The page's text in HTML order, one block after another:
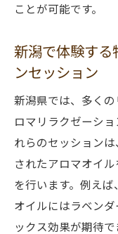
ことが可能です。
新潟で体験する
ンセッション
新潟県では、多く
ロマリラクゼーシ
れらのセッション
されたアロマオイ
を行います。例え
オイルにはラベン
ックス効果が期待